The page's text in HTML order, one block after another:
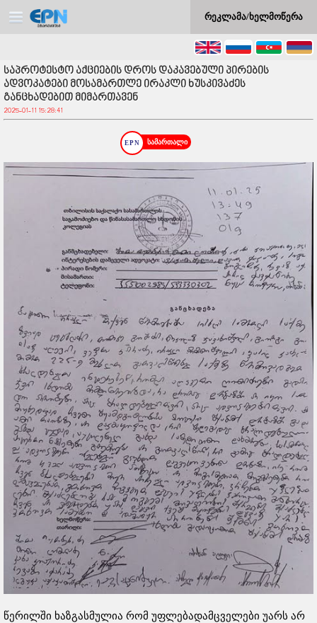
რეკლამა/ხელმოწერა
საპროტესტო აქციების დროს დაკავებული პირების
ადვოკატები მოსამართლე ირაკლი ხუსკივაძეს
განცხადებით მიმართავენ
2025-01-11 15:28:41
სამართალი
წერილში ხაზგასმულია რომ უფლებადამცველები უარს არ